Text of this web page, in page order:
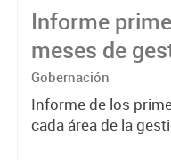
Informe
meses de
23 / JUN 24
Gobernación
Informe de los
cada área de la